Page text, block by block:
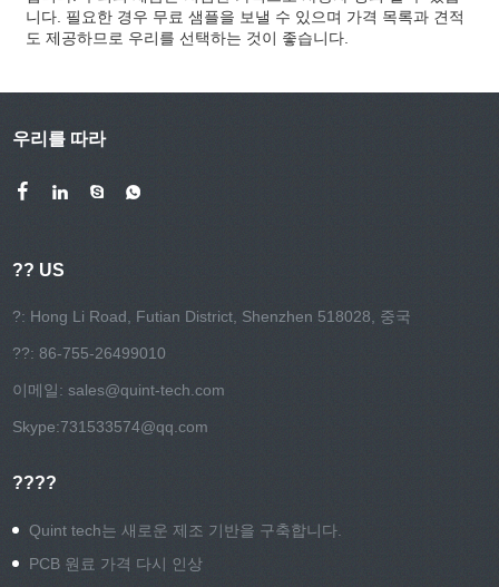
니다. 필요한 경우 무료 샘플을 보낼 수 있으며 가격 목록과 견적
도 제공하므로 우리를 선택하는 것이 좋습니다.
우리를 따라
?? US
?: Hong Li Road, Futian District, Shenzhen 518028, 중국
??: 86-755-26499010
이메일:sales@quint-tech.com
Skype:731533574@qq.com
????
Quint tech는 새로운 제조 기반을 구축합니다.
PCB 원료 가격 다시 인상